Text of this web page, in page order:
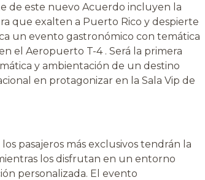
de este nuevo Acuerdo incluyen la
que exalten a Puerto Rico y despierte
un evento gastronómico con temática
el Aeropuerto T-4 . Será la primera
y ambientación de un destino
en protagonizar en la Sala Vip de
pasajeros más exclusivos tendrán la
los disfrutan en un entorno
personalizada. El evento